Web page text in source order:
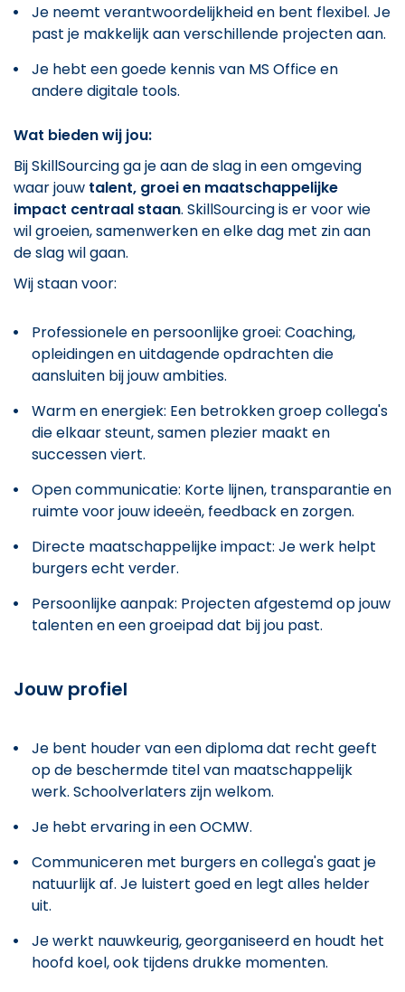
Je neemt verantwoordelijkheid en bent flexibel. Je
past je makkelijk aan verschillende projecten aan.
Je hebt een goede kennis van MS Office en
andere digitale tools.
Wat bieden wij jou:
Bij SkillSourcing ga je aan de slag in een omgeving
waar jouw talent, groei en maatschappelijke
impact centraal staan. SkillSourcing is er voor wie
wil groeien, samenwerken en elke dag met zin aan
de slag wil gaan.
Wij staan voor:
Professionele en persoonlijke groei: Coaching,
opleidingen en uitdagende opdrachten die
aansluiten bij jouw ambities.
Warm en energiek: Een betrokken groep collega's
die elkaar steunt, samen plezier maakt en
successen viert.
Open communicatie: Korte lijnen, transparantie en
ruimte voor jouw ideeën, feedback en zorgen.
Directe maatschappelijke impact: Je werk helpt
burgers echt verder.
Persoonlijke aanpak: Projecten afgestemd op jouw
talenten en een groeipad dat bij jou past.
Jouw profiel
Je bent houder van een diploma dat recht geeft
op de beschermde titel van maatschappelijk
werk. Schoolverlaters zijn welkom.
Je hebt ervaring in een OCMW.
Communiceren met burgers en collega's gaat je
natuurlijk af. Je luistert goed en legt alles helder
uit.
Je werkt nauwkeurig, georganiseerd en houdt het
hoofd koel, ook tijdens drukke momenten.